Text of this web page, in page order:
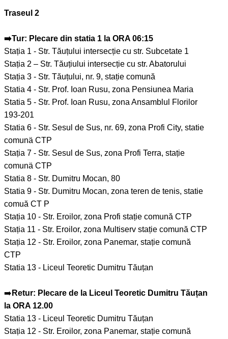
Traseul 2
➡️Tur: Plecare din statia 1 la ORA 06:15
Stația 1 - Str. Tăuțului intersecție cu str. Subcetate 1
Stația 2 – Str. Tăuțiului intersecție cu str. Abatorului
Stația 3 - Str. Tăuțului, nr. 9, stație comună
Statia 4 - Str. Prof. Ioan Rusu, zona Pensiunea Maria
Statia 5 - Str. Prof. Ioan Rusu, zona Ansamblul Florilor
193-201
Statia 6 - Str. Sesul de Sus, nr. 69, zona Profi City, statie
comunä CTP
Stația 7 - Str. Sesul de Sus, zona Profi Terra, stație
comunä CTP
Statia 8 - Str. Dumitru Mocan, 80
Statia 9 - Str. Dumitru Mocan, zona teren de tenis, statie
comuă CT P
Stația 10 - Str. Eroilor, zona Profi stație comună CTP
Stația 11 - Str. Eroilor, zona Multiserv stație comună CTP
Stația 12 - Str. Eroilor, zona Panemar, stație comună
CTP
Statia 13 - Liceul Teoretic Dumitru Tăuțan
➡️ Retur: Plecare de la Liceul Teoretic Dumitru Tăuțan
la ORA 12.00
Statia 13 - Liceul Teoretic Dumitru Tăuțan
Stația 12 - Str. Eroilor, zona Panemar, stație comună